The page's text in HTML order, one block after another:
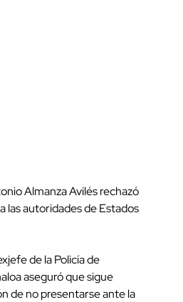
Almanza Avilés rechazó
las autoridades de Estados
de la Policía de
aseguró que sigue
de no presentarse ante la